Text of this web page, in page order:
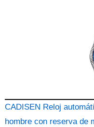
CADISEN Reloj
hombre con reserva de